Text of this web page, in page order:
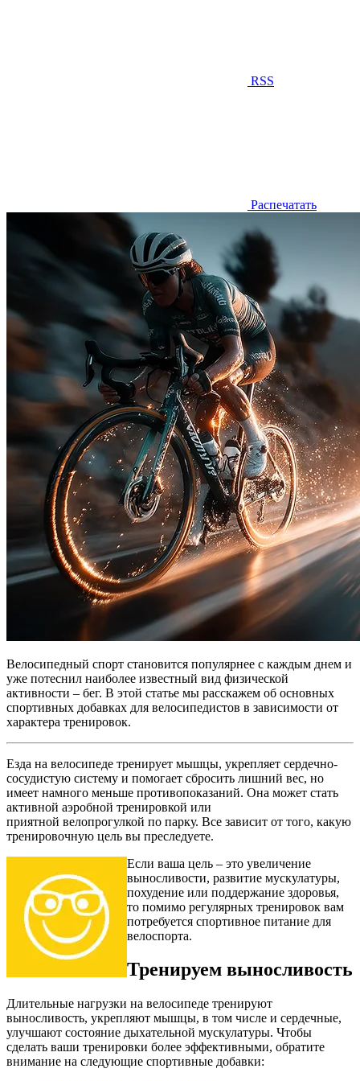
RSS
Распечатать
Велосипедный спорт становится популярнее с каждым днем и
уже потеснил наиболее известный вид физической
активности – бег. В этой статье мы расскажем об основных
спортивных добавках для велосипедистов в зависимости от
характера тренировок.
Езда на велосипеде тренирует мышцы, укрепляет сердечно-
сосудистую систему и помогает сбросить лишний вес, но
имеет намного меньше противопоказаний. Она может стать
активной аэробной тренировкой или
приятной велопрогулкой по парку. Все зависит от того, какую
тренировочную цель вы преследуете.
Если ваша цель – это увеличение
выносливости, развитие мускулатуры,
похудение или поддержание здоровья,
то помимо регулярных тренировок вам
потребуется спортивное питание для
велоспорта.
Тренируем выносливость
Длительные нагрузки на велосипеде тренируют
выносливость, укрепляют мышцы, в том числе и сердечные,
улучшают состояние дыхательной мускулатуры. Чтобы
сделать ваши тренировки более эффективными, обратите
внимание на следующие спортивные добавки: